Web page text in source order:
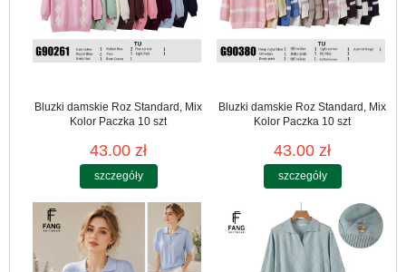
Bluzki damskie Roz Standard, Mix
Kolor Paczka 10 szt
43.00 zł
szczegóły
Bluzki damskie Roz Standard, Mix
Kolor Paczka 10 szt
43.00 zł
szczegóły